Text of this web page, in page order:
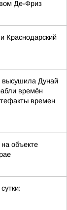
Де-Фриз
Краснодарский
Дунай
времён
времен
объекте